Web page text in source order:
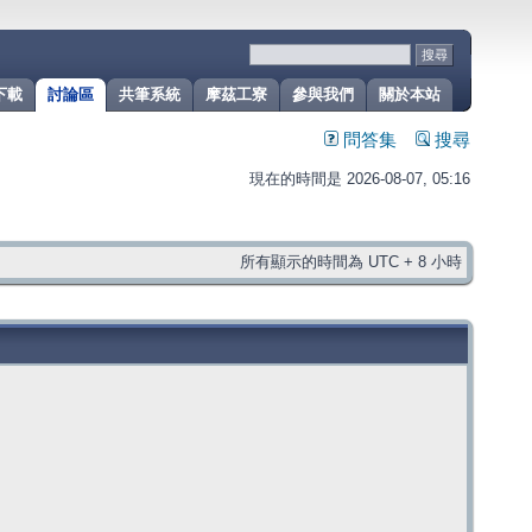
關於本站
參與我們
摩茲工寮
共筆系統
討論區
載
問答集 搜尋
現在的時間是 2026-08-07, 05:16
所有顯示的時間為 UTC + 8 小時